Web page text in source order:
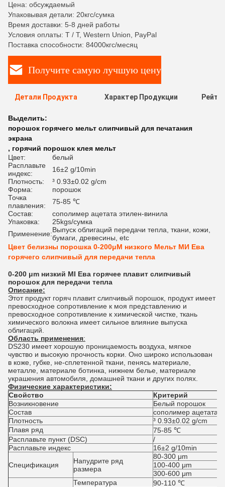
Цена: обсуждаемый
Упаковывая детали: 20кгс/сумка
Время доставки: 5-8 дней работы
Условия оплаты: T / T, Western Union, PayPal
Поставка способности: 84000кгс/месяц
Получите самую лучшую цену
Детали Продукта Характер Продукции
Выделить:
порошок горячего мельт слипчивый для печатания
экрана
, горячий порошок клея мельт
Цвет:
белый
Расплавьте
индекс:
16±2 g/10min
Плотность:
³ 0.93±0.02 g/cm
Форма:
порошок
Точка
плавления:
75-85 ℃
Состав:
сополимер ацетата этилен-винила
Упаковка:
25kgs/сумка
Применение:Выпуск облигаций передачи тепла, ткани, кожи,
бумаги, древесины, etc
Цвет белизны порошка 0-200μМ низкого Мельт МИ Ева
горячего слипчивый для передачи тепла
0-200 μm низкий MI Ева горячее плавит слипчивый
порошок для передачи тепла
Описание:
Этот продукт горяч плавит слипчивый порошок, продукт имеет
превосходное сопротивление к моя представлению и
превосходное сопротивление к химической чистке, ткань
химического волокна имеет сильное влияние выпуска
облигаций.
Область применения:
DS230 имеет хорошую проницаемость воздуха, мягкое
чувство и высокую прочность корки. Оно широко использован
в коже, губке, не-сплетенной ткани, пенясь материале,
металле, материале ботинка, нижнем белье, материале
украшения автомобиля, домашней ткани и других полях.
Физические характеристики:
Свойство
Критерий
Возникновение
Белый порошок
Состав
сополимер ацетата
Плотность
³ 0.93±0.02 g/cm
Плавя ряд
75-85 ℃
Расплавьте пункт (DSC)
/
Расплавьте индекс
16±2 g/10min
Спецификация
Напудрите ряд
размера
80-300 μm
100-400 μm
300-600 μm
Температура
90-110 ℃